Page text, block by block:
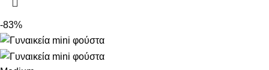
-83%